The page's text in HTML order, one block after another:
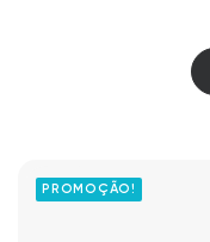
PROMOÇÃO!